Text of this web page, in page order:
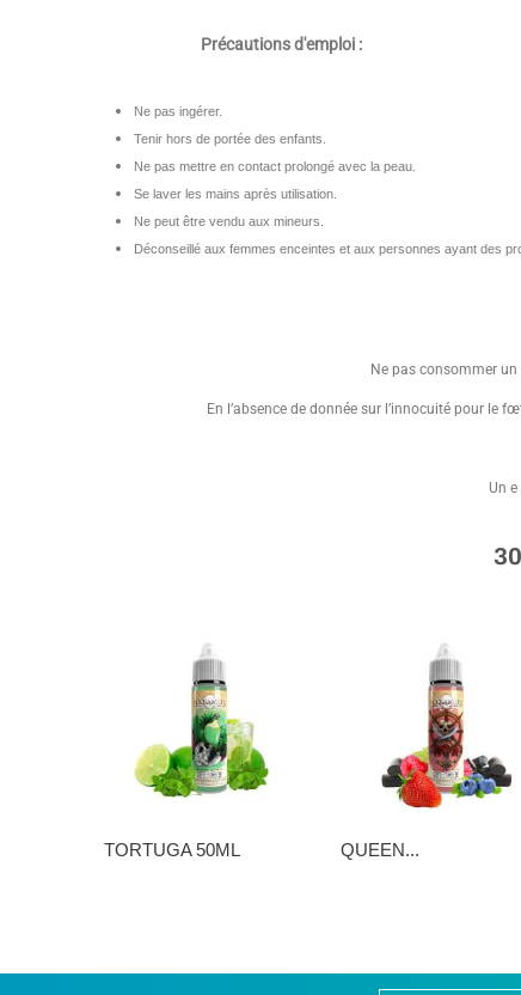
Précautions d'emploi :
Ne pas ingérer.
Tenir hors de portée des enfants.
Ne pas mettre en contact prolongé avec la peau.
Se laver les mains après utilisation.
Ne peut être vendu aux mineurs.
Déconseillé aux femmes enceintes et aux personnes ayant des
Ne pas consommer
En l’absence de donnée sur l’innocuité pour le
Un
TORTUGA 50ML QUEEN...